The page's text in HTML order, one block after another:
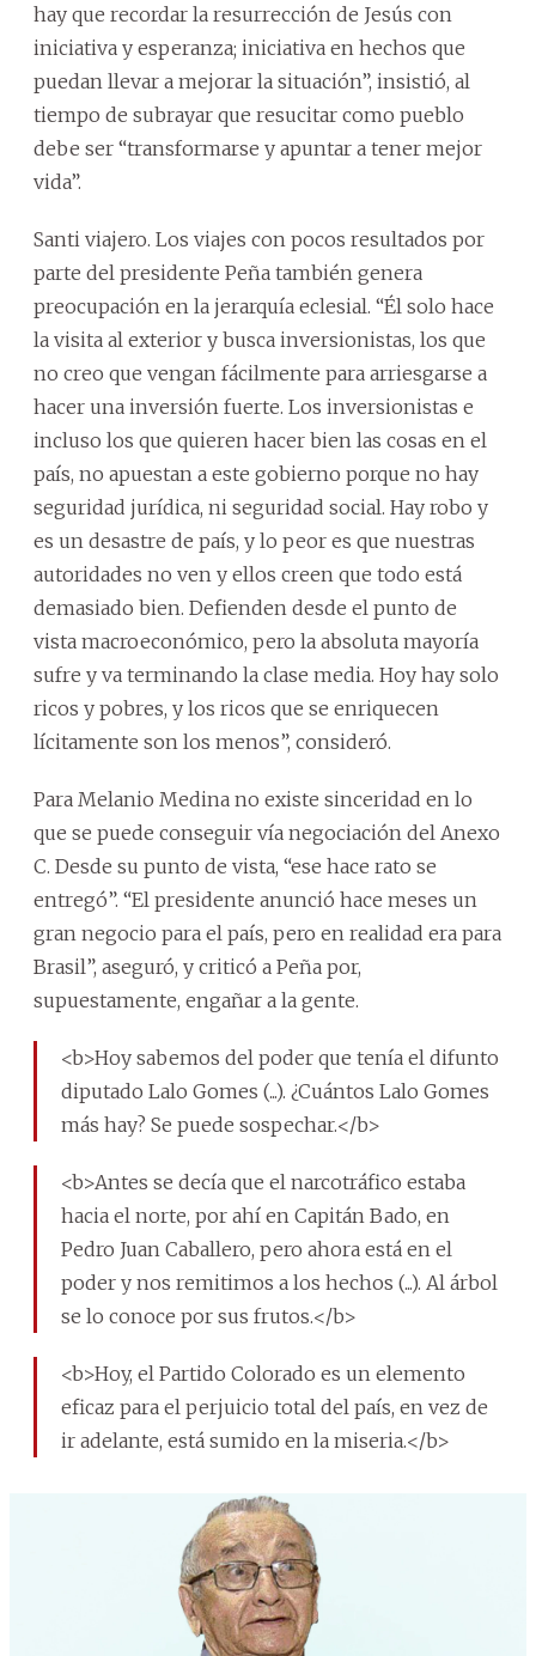
hay que recordar la resurrección de Jesús con
iniciativa y esperanza; iniciativa en hechos que
puedan llevar a mejorar la situación”, insistió, al
tiempo de subrayar que resucitar como pueblo
debe ser “transformarse y apuntar a tener mejor
vida”.
Santi viajero. Los viajes con pocos resultados por
parte del presidente Peña también genera
preocupación en la jerarquía eclesial. “Él solo hace
la visita al exterior y busca inversionistas, los que
no creo que vengan fácilmente para arriesgarse a
hacer una inversión fuerte. Los inversionistas e
incluso los que quieren hacer bien las cosas en el
país, no apuestan a este gobierno porque no hay
seguridad jurídica, ni seguridad social. Hay robo y
es un desastre de país, y lo peor es que nuestras
autoridades no ven y ellos creen que todo está
demasiado bien. Defienden desde el punto de
vista macroeconómico, pero la absoluta mayoría
sufre y va terminando la clase media. Hoy hay solo
ricos y pobres, y los ricos que se enriquecen
lícitamente son los menos”, consideró.
Para Melanio Medina no existe sinceridad en lo
que se puede conseguir vía negociación del Anexo
C. Desde su punto de vista, “ese hace rato se
entregó”. “El presidente anunció hace meses un
gran negocio para el país, pero en realidad era para
Brasil”, aseguró, y criticó a Peña por,
supuestamente, engañar a la gente.
<b>Hoy sabemos del poder que tenía el difunto
diputado Lalo Gomes (...). ¿Cuántos Lalo Gomes
más hay? Se puede sospechar.</b>
<b>Antes se decía que el narcotráfico estaba
hacia el norte, por ahí en Capitán Bado, en
Pedro Juan Caballero, pero ahora está en el
poder y nos remitimos a los hechos (...). Al árbol
se lo conoce por sus frutos.</b>
<b>Hoy, el Partido Colorado es un elemento
eficaz para el perjuicio total del país, en vez de
ir adelante, está sumido en la miseria.</b>